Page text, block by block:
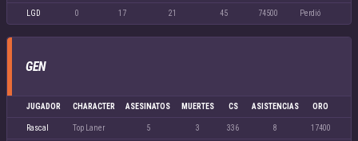
LGD 0 17 21 45 74500 Perdió
GEN
JUGADOR CHARACTER ASESINATOS MUERTES CS ASISTENCIAS ORO
Rascal Top Laner 5 3 336 8 17400